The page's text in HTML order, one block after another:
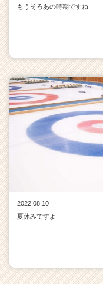
もうそろあの時期ですね
2022.08.10
夏休みですよ